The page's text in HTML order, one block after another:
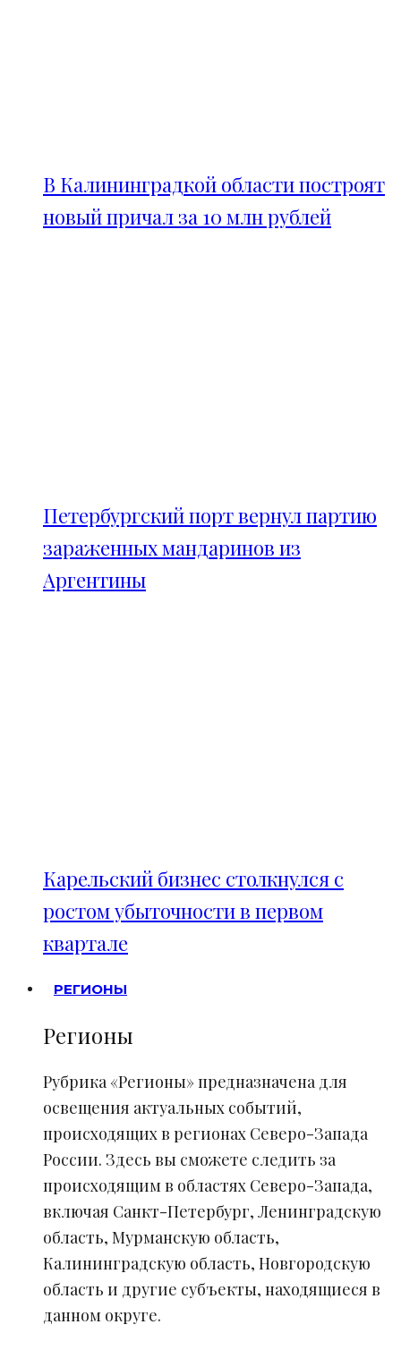
В Калининградкой области построят
новый причал за 10 млн рублей
Петербургский порт вернул партию
зараженных мандаринов из
Аргентины
Карельский бизнес столкнулся с
ростом убыточности в первом
квартале
РЕГИОНЫ
Регионы
Рубрика «Регионы» предназначена для
освещения актуальных событий,
происходящих в регионах Северо-Запада
России. Здесь вы сможете следить за
происходящим в областях Северо-Запада,
включая Санкт-Петербург, Ленинградскую
область, Мурманскую область,
Калининградскую область, Новгородскую
область и другие субъекты, находящиеся в
данном округе.